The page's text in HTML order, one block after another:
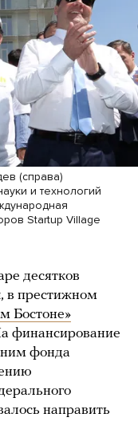
(справа)
и технологий
Startup Village
десятков
в престижном
Бостоне»
финансирование
ним фонда
направить